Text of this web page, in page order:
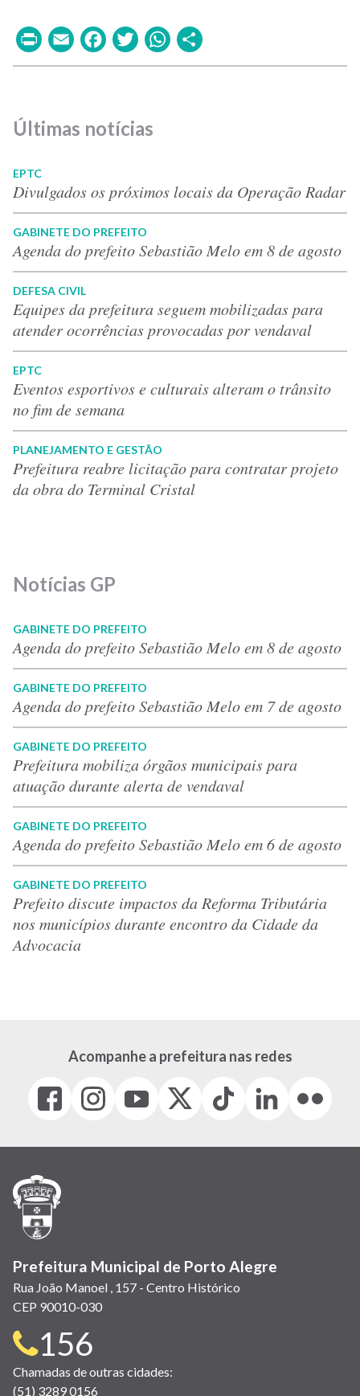
PrintEmailFacebook
TwitterWhatsApp
Últimas notícias
EPTC
Divulgados os próximos locais da Operação Radar
GABINETE DO PREFEITO
Agenda do prefeito Sebastião Melo em 8 de agosto
DEFESA CIVIL
Equipes da prefeitura seguem mobilizadas para
atender ocorrências provocadas por vendaval
EPTC
Eventos esportivos e culturais alteram o trânsito
no fim de semana
PLANEJAMENTO E GESTÃO
Prefeitura reabre licitação para contratar projeto
da obra do Terminal Cristal
Notícias GP
GABINETE DO PREFEITO
Agenda do prefeito Sebastião Melo em 8 de agosto
GABINETE DO PREFEITO
Agenda do prefeito Sebastião Melo em 7 de agosto
GABINETE DO PREFEITO
Prefeitura mobiliza órgãos municipais para
atuação durante alerta de vendaval
GABINETE DO PREFEITO
Agenda do prefeito Sebastião Melo em 6 de agosto
GABINETE DO PREFEITO
Prefeito discute impactos da Reforma Tributária
nos municípios durante encontro da Cidade da
Advocacia
Acompanhe a prefeitura nas redes
Facebook
(link
em
janela)
Instagram
(link
em
(link
em
(Antigo
(link
Tiktok
(link
em
LinkedIn
(link
em
(link
em
Prefeitura Municipal de Porto Alegre
Rua João Manoel , 157 - Centro Histórico
CEP 90010-030
Telefone
para
156
Chamadas de outras cidades:
(51) 3289 0156